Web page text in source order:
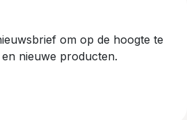
om op de hoogte te
nieuwe producten.